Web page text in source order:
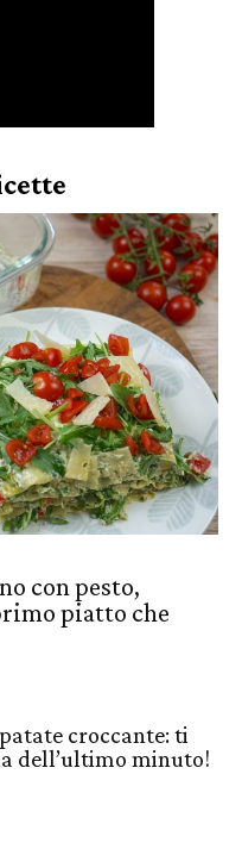
con pesto,
piatto che
croccante: ti
dell’ultimo minuto!